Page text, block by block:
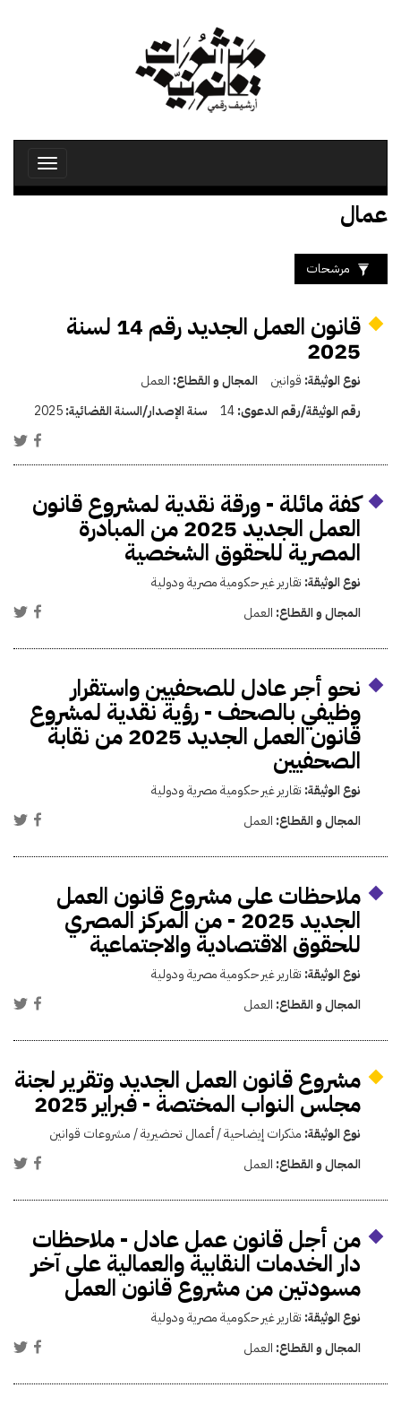
Toggle
عمال
مرشحات
قانون العمل الجديد رقم 14 لسنة
2025
نوع الوثيقة: قوانين المجال و القطاع: العمل
رقم الوثيقة/رقم الدعوى:14 سنة الإصدار/السنة القضائية:2025
كفة مائلة - ورقة نقدية لمشروع قانون
العمل الجديد 2025 من المبادرة
المصرية للحقوق الشخصية
نوع الوثيقة: تقارير غير حكومية مصرية ودولية
المجال و القطاع: العمل
نحو أجر عادل للصحفيين واستقرار
وظيفي بالصحف - رؤية نقدية لمشروع
قانون العمل الجديد 2025 من نقابة
الصحفيين
نوع الوثيقة: تقارير غير حكومية مصرية ودولية
المجال و القطاع: العمل
ملاحظات على مشروع قانون العمل
الجديد 2025 - من المركز المصري
للحقوق الاقتصادية والاجتماعية
نوع الوثيقة: تقارير غير حكومية مصرية ودولية
المجال و القطاع: العمل
مشروع قانون العمل الجديد وتقرير لجنة
مجلس النواب المختصة - فبراير 2025
نوع الوثيقة: مذكرات إيضاحية / أعمال تحضيرية / مشروعات قوانين
المجال و القطاع: العمل
من أجل قانون عمل عادل - ملاحظات
دار الخدمات النقابية والعمالية على آخر
مسودتين من مشروع قانون العمل
نوع الوثيقة: تقارير غير حكومية مصرية ودولية
المجال و القطاع: العمل